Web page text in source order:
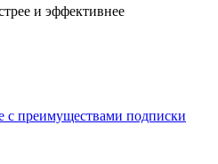
и эффективнее
с преимуществами подписки